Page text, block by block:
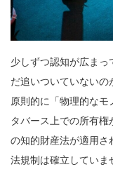
少しずつ認知が広まっ
だ追いついていないの
原則的に「物理的なモ
タバース上での所有
の知的財産法が適用さ
法規制は確立していま